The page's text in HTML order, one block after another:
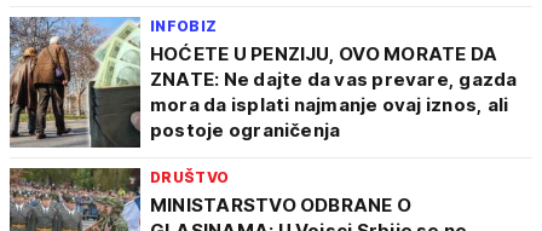
INFOBIZ
HOĆETE U PENZIJU, OVO MORATE DA
ZNATE: Ne dajte da vas prevare, gazda
mora da isplati najmanje ovaj iznos, ali
postoje ograničenja
DRUŠTVO
MINISTARSTVO ODBRANE O